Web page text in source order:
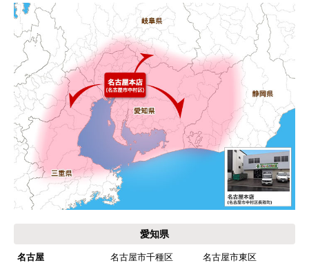
愛知県
名古屋 名古屋市千種区
名古屋市東区